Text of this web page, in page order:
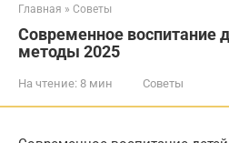
Главная » Советы
Современное воспитание
методы 2025
На чтение: 8 мин Советы